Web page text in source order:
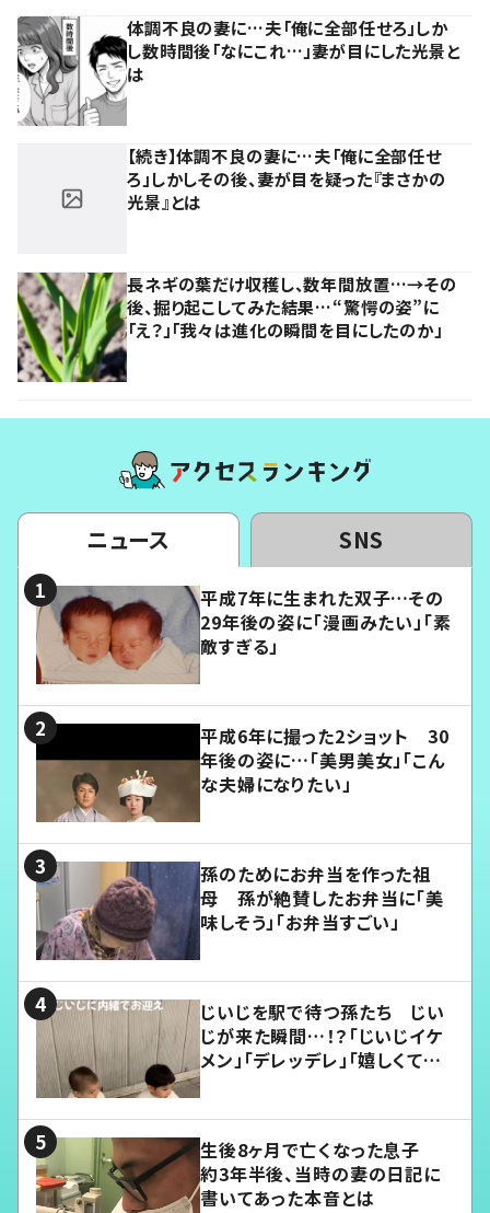
体調不良の妻に…夫「俺に全部任せろ」しか
し数時間後「なにこれ…」妻が目にした光景と
は
【続き】体調不良の妻に…夫「俺に全部任せ
ろ」しかしその後、妻が目を疑った『まさかの
光景』とは
長ネギの葉だけ収穫し、数年間放置…→その
後、掘り起こしてみた結果…“驚愕の姿”に
「え？」「我々は進化の瞬間を目にしたのか」
ニュース SNS
平成7年に生まれた双子…その
29年後の姿に「漫画みたい」「素
敵すぎる」
平成6年に撮った2ショット 30
年後の姿に…「美男美女」「こん
な夫婦になりたい」
孫のためにお弁当を作った祖
母 孫が絶賛したお弁当に「美
味しそう」「お弁当すごい」
じいじを駅で待つ孫たち じい
じが来た瞬間…！？「じいじイケ
メン」「デレッデレ」「嬉しくて可
生後8ヶ月で亡くなった息子
約3年半後、当時の妻の日記に
書いてあった本音とは